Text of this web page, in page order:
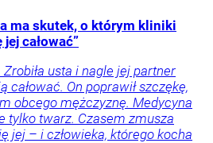
ma skutek, o którym kliniki
całować”
usta i nagle jej partner
całować. On poprawił szczękę,
obcego mężczyznę. Medycyna
tylko twarz. Czasem zmusza
jej – i człowieka, którego kocha